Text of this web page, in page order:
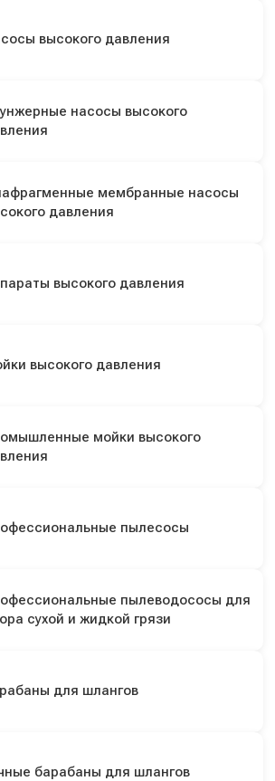
высокого давления
насосы высокого
мембранные насосы
давления
высокого давления
высокого давления
мойки высокого
пылесосы
пылеводососы для
сухой и жидкой грязи
для шлангов
барабаны для шлангов